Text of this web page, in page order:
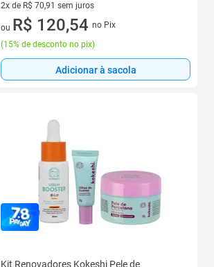
2x de R$ 70,91 sem juros
2 vez de R$ 70,91 sem juros
ou R$ 120,54 no Pix
(15% de desconto no pix)
Adicionar à sacola
Kit Renovadores Kokeshi Pele de